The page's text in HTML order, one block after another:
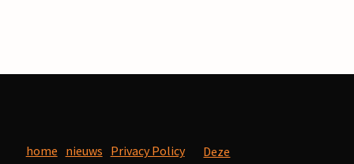
home nieuws Privacy Policy
Deze